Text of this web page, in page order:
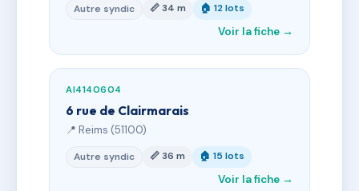
Autre syndic 📏 34 m 🏠 12 lots
Voir la fiche →
AI4140604
6 rue de Clairmarais
📍 Reims (51100)
Autre syndic 📏 36 m 🏠 15 lots
Voir la fiche →